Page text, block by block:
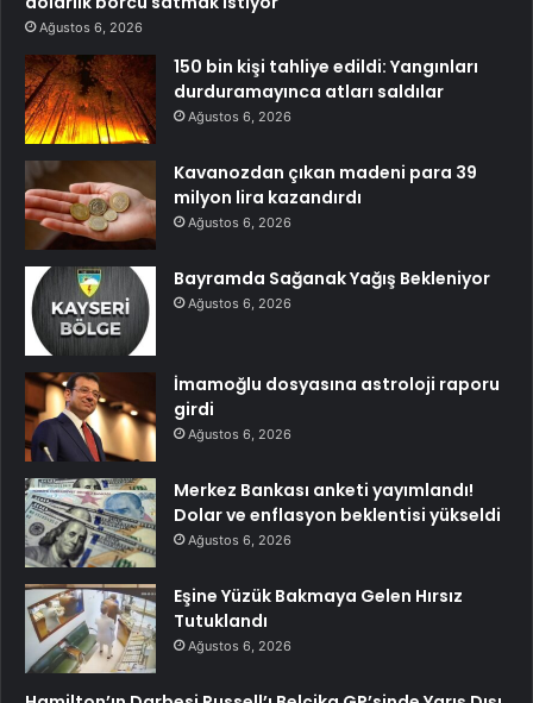
Ağustos 6, 2026
150 bin kişi tahliye edildi: Yangınları
durduramayınca atları saldılar
Ağustos 6, 2026
Kavanozdan çıkan madeni para 39
milyon lira kazandırdı
Ağustos 6, 2026
Bayramda Sağanak Yağış Bekleniyor
Ağustos 6, 2026
İmamoğlu dosyasına astroloji raporu
girdi
Ağustos 6, 2026
Merkez Bankası anketi yayımlandı!
Dolar ve enflasyon beklentisi yükseldi
Ağustos 6, 2026
Eşine Yüzük Bakmaya Gelen Hırsız
Tutuklandı
Ağustos 6, 2026